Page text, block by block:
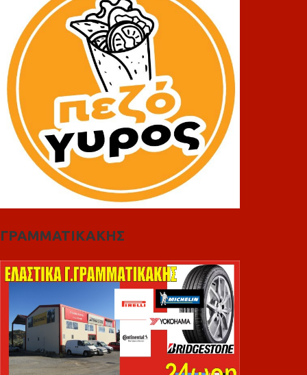
ΓΡΑΜΜΑΤΙΚΑΚΗΣ